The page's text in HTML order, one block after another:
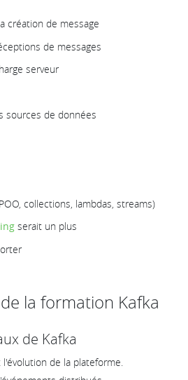
création de message
de messages
serveur
sources de données
collections, lambdas, streams)
serait un plus
la formation Kafka
de Kafka
de la plateforme.